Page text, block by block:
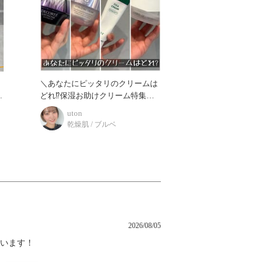
＼あなたにピッタリのクリームは
どれ⁉︎保湿お助けクリーム特集／
今回ご紹介するのは「秋冬にぴっ
たり！保湿お助けクリーム」特集
です♪ 季節もガ
uton
乾燥肌 / ブルベ
2026/08/05
ます！